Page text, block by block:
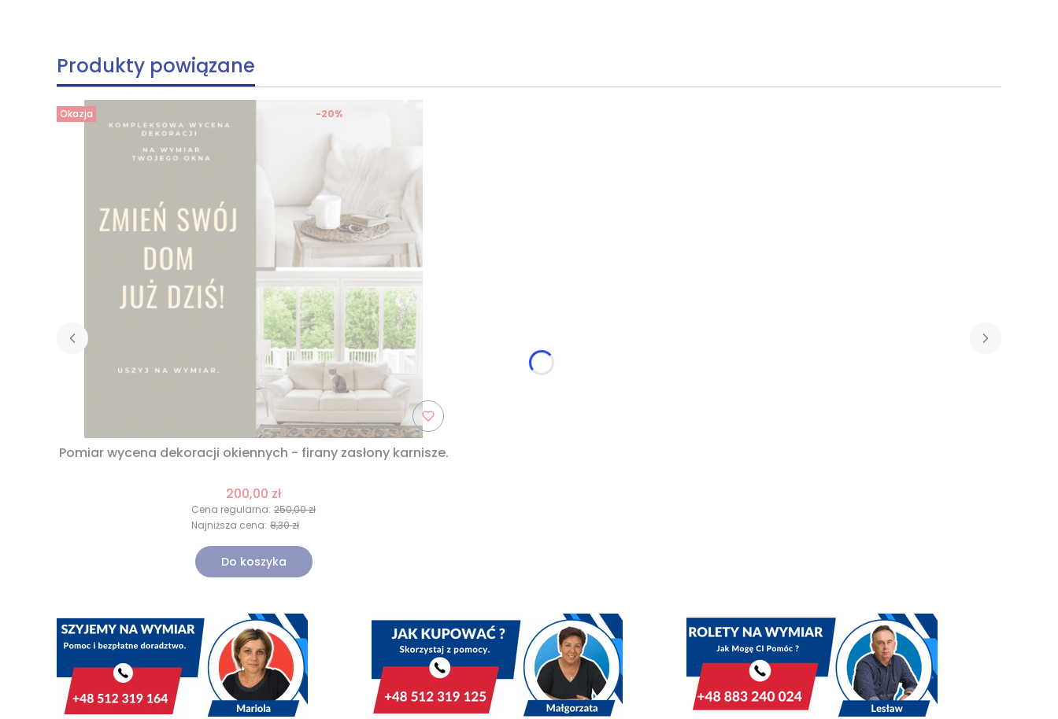
Produkty powiązane
Okazja
Pomiar wycena dekoracji okiennych - firany zasłony karnisze.
200,00 zł
Cena regularna: 250,00 zł
-20%
Najniższa cena: 8,30 zł
Do koszyka